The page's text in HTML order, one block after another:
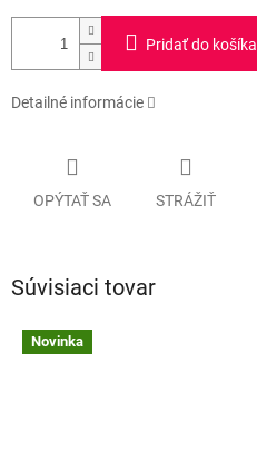
Pridať do košíka
Detailné informácie
OPÝTAŤ SA STRÁŽIŤ
Súvisiaci tovar
Novinka